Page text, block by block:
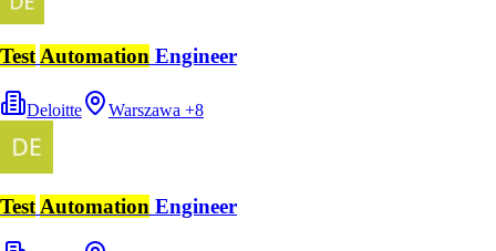
TestAutomation Engineer
Deloitte Warszawa +8
Test Automation Engineer